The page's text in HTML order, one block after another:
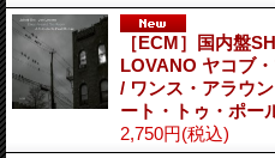
［ECM］国内盤
LOVANO ヤコブ
/ ワンス・アラウ
ート・トゥ・ポー
2,750円(税込)